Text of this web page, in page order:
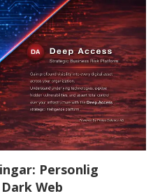
Personlig
Web